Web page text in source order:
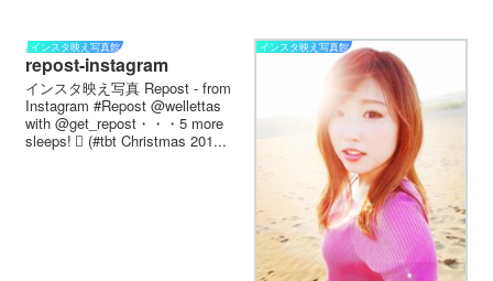
インスタ映え写真館
repost-instagram
インスタ映え写真 Repost - from
Instagram #Repost @wellettas
with @get_repost・・・5 more
sleeps! 🏻 (#tbt Christmas 201...
インスタ映え写真館